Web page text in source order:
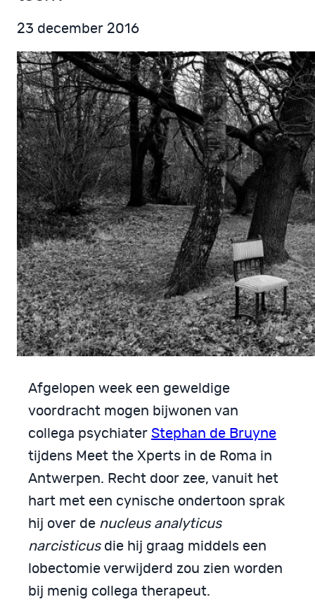
23 december 2016
Afgelopen week een geweldige
voordracht mogen bijwonen van
collega psychiater Stephan de Bruyne
tijdens Meet the Xperts in de Roma in
Antwerpen. Recht door zee, vanuit het
hart met een cynische ondertoon sprak
hij over de nucleus analyticus
narcisticusdie hij graag middels een
lobectomie verwijderd zou zien worden
bij menig collega therapeut.